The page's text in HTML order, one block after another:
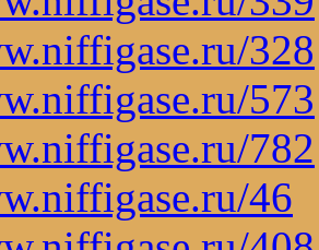
328
573
782
46